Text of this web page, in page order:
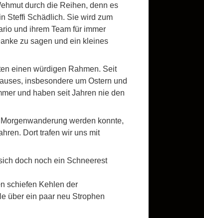
durch die Reihen, denn es
Steffi Schädlich. Sie wird zum
und ihrem Team für immer
zu sagen und ein kleines
einen würdigen Rahmen. Seit
insbesondere um Ostern und
und haben seit Jahren nie den
werden konnte,
Dort trafen wir uns mit
doch noch ein Schneerest
schiefen Kehlen der
über ein paar neu Strophen